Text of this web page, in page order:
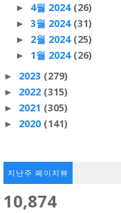
► 4월 2024 (26)
► 3월 2024 (31)
► 2월 2024 (25)
► 1월 2024 (26)
► 2023 (279)
► 2022 (315)
► 2021 (305)
► 2020 (141)
지난주 페이지뷰
10,874